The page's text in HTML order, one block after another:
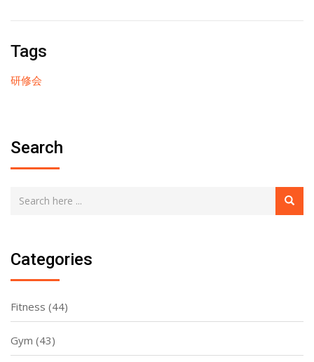
Tags
研修会
Search
Categories
Fitness (44)
Gym (43)